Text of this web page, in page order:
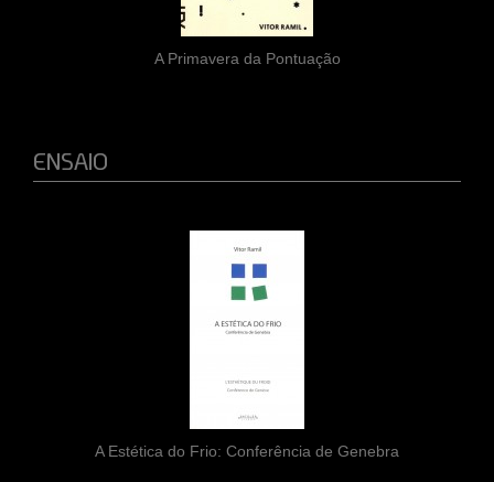
A Primavera da Pontuação
ENSAIO
A Estética do Frio: Conferência de Genebra